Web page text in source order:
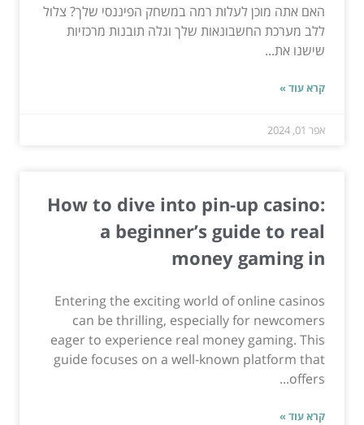
האם אתה מוכן לעלות רמה במשחק הפיננסי שלך? צלול
ללב מערכת החשבונאות שלך וגלה תובנות מרכזיות
שישנו את...
קרא עוד »
אפר 01, 2024
How to dive into pin-up casino:
a beginner’s guide to real
money gaming in
Entering the exciting world of online casinos
can be thrilling, especially for newcomers
eager to experience real money gaming. This
guide focuses on a well-known platform that
offers...
קרא עוד »